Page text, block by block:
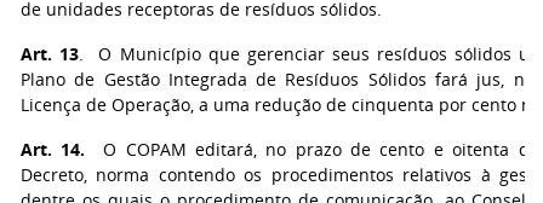
de unidades receptoras de resíduos sólidos.
Art. 13. O Município que gerenciar seus resíduos sólidos
Plano de Gestão Integrada de Resíduos Sólidos fará jus,
Licença de Operação, a uma redução de cinquenta por cento
Art. 14. O COPAM editará, no prazo de cento e oitenta
Decreto, norma contendo os procedimentos relativos à